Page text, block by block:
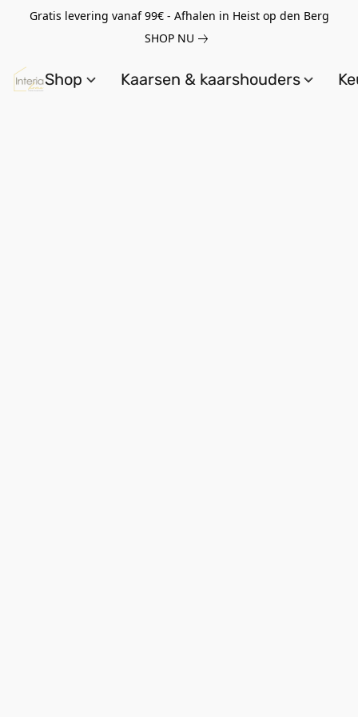
Gratis levering vanaf 99€ - Afhalen in Heist op den Berg
SHOP NU
Shop Kaarsen & kaarshouders